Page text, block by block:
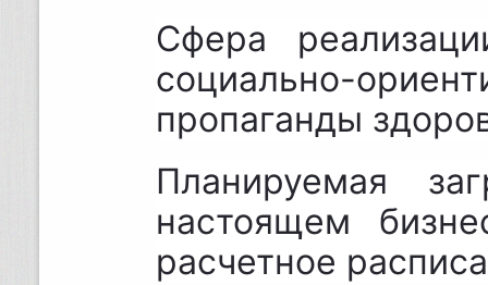
Сфера
социально-
пропаганды
Планируемая
настоящем
расчетное